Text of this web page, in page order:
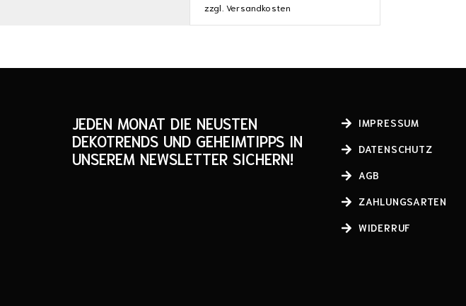
zzgl. Versandkosten
JEDEN MONAT DIE NEUSTEN
DEKOTRENDS UND GEHEIMTIPPS IN
UNSEREM NEWSLETTER SICHERN!
IMPRESSUM
DATENSCHUTZ
AGB
ZAHLUNGSARTEN
WIDERRUF